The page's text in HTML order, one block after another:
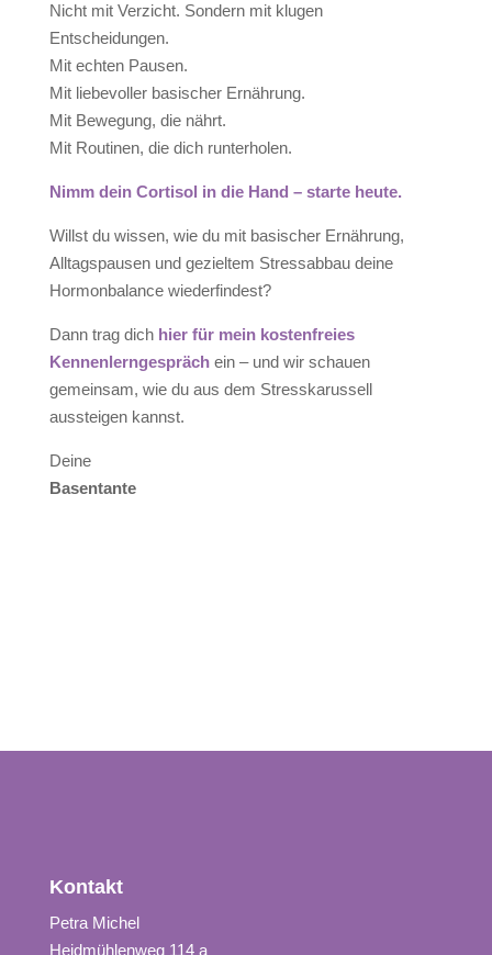
Nicht mit Verzicht. Sondern mit klugen
Entscheidungen.
Mit echten Pausen.
Mit liebevoller basischer Ernährung.
Mit Bewegung, die nährt.
Mit Routinen, die dich runterholen.
Nimm dein Cortisol in die Hand – starte heute.
Willst du wissen, wie du mit basischer Ernährung,
Alltagspausen und gezieltem Stressabbau deine
Hormonbalance wiederfindest?
Dann trag dich hier für mein kostenfreies
Kennenlerngesprächein – und wir schauen
gemeinsam, wie du aus dem Stresskarussell
aussteigen kannst.
Deine
Basentante
Kontakt
Petra Michel
Heidmühlenweg 114 a